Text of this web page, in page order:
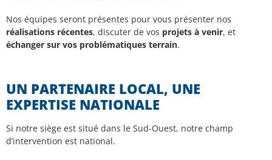
Nos équipes seront présentes pour vous présenter nos
réalisations récentes, discuter de vos projets à venir, et
échanger sur vos problématiques terrain.
UN PARTENAIRE LOCAL, UNE
EXPERTISE NATIONALE
Si notre siège est situé dans le Sud-Ouest, notre champ
d’intervention est national.